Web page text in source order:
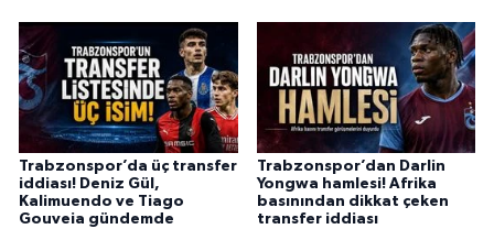
Trabzonspor’da üç transfer
iddiası! Deniz Gül,
Kalimuendo ve Tiago
Gouveia gündemde
Trabzonspor’dan Darlin
Yongwa hamlesi! Afrika
basınından dikkat çeken
transfer iddiası